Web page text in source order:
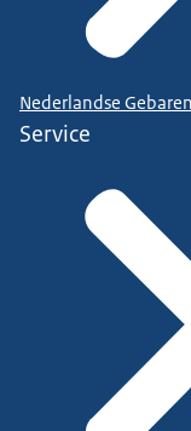
Nederlandse
Service